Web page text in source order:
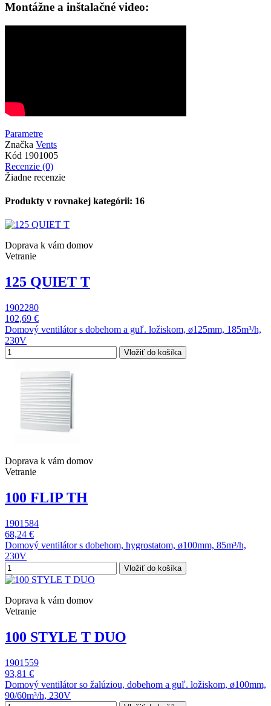
Montážne a inštalačné video:
Parametre
Značka Vents
Kód 1901005
Recenzie (0)
Žiadne recenzie
Produkty v rovnakej kategórii: 16
Doprava k vám domov
Vetranie
125 QUIET T
1902280
102,69 €
Domový ventilátor s dobehom a guľ. ložiskom, ø125mm, 185m³/h,
230V
Vložiť do košíka
Doprava k vám domov
Vetranie
100 FLIP TH
1901584
68,24 €
Domový ventilátor s dobehom, hygrostatom, ø100mm, 85m³/h,
230V
Vložiť do košíka
Doprava k vám domov
Vetranie
100 STYLE T DUO
1901559
93,81 €
Domový ventilátor so žalúziou, dobehom a guľ. ložiskom, ø100mm,
90/60m³/h, 230V